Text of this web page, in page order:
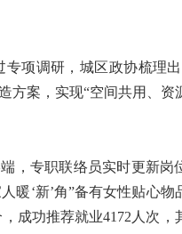
项调研，城区政协梳理
方案，实现“空间共用、资
，专职联络员实时更新岗
暖‘新’角”备有女性贴心物
成功推荐就业4172人次，